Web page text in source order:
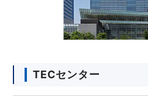
TECセンター